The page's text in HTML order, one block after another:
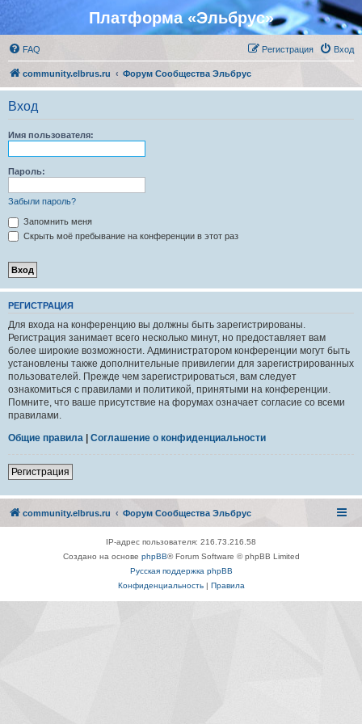
Платформа «Эльбрус»
FAQ Вход
Регистрация
community.elbrus.ru Форум Сообщества Эльбрус
Вход
Имя пользователя:
Пароль:
Забыли пароль?
Запомнить меня
Скрыть моё пребывание на конференции в этот раз
РЕГИСТРАЦИЯ
Для входа на конференцию вы должны быть зарегистрированы.
Регистрация занимает всего несколько минут, но предоставляет вам
более широкие возможности. Администратором конференции могут быть
установлены также дополнительные привилегии для зарегистрированных
пользователей. Прежде чем зарегистрироваться, вам следует
ознакомиться с правилами и политикой, принятыми на конференции.
Помните, что ваше присутствие на форумах означает согласие со всеми
правилами.
Общие правила | Соглашение о конфиденциальности
Регистрация
community.elbrus.ru Форум Сообщества Эльбрус
IP-адрес пользователя: 216.73.216.58
Создано на основе phpBB® Forum Software © phpBB Limited
Русская поддержка phpBB
Конфиденциальность| Правила